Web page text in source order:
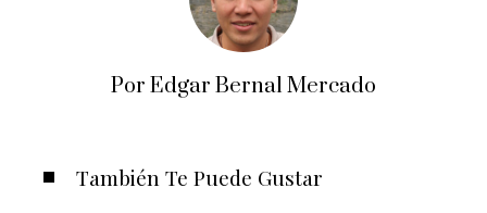
Por Edgar Bernal Mercado
También Te Puede Gustar